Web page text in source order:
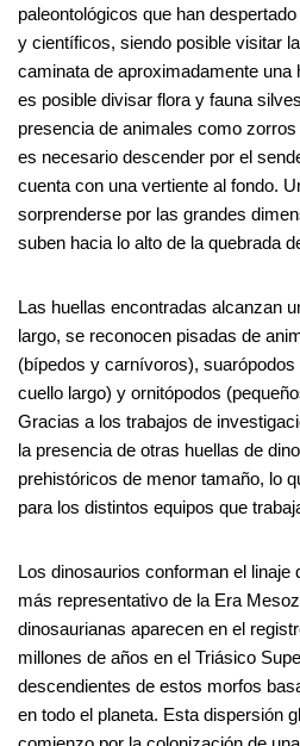
paleontológicos que han
y científicos, siendo posible visitar
caminata de aproximadamente una
es posible divisar flora y fauna
presencia de animales como
es necesario descender por el
cuenta con una vertiente al fondo.
sorprenderse por las grandes
suben hacia lo alto de la quebrada
Las huellas encontradas alcanzan
largo, se reconocen pisadas de
(bípedos y carnívoros),
cuello largo) y ornitópodos
Gracias a los trabajos de
la presencia de otras huellas de
prehistóricos de menor tamaño, lo
para los distintos equipos que
Los dinosaurios conforman el linaje
más representativo de la Era
dinosaurianas aparecen en el
millones de años en el Triásico
descendientes de estos morfos
en todo el planeta. Esta dispersión